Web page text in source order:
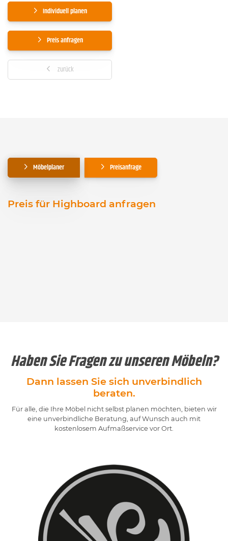
Individuell planen
Preis anfragen
zurück
Möbelplaner Preisanfrage
Preis für Highboard anfragen
Haben Sie Fragen zu unseren Möbeln?
Dann lassen Sie sich unverbindlich
beraten.
Für alle, die Ihre Möbel nicht selbst planen möchten, bieten wir
eine unverbindliche Beratung, auf Wunsch auch mit
kostenlosem Aufmaßservice vor Ort.